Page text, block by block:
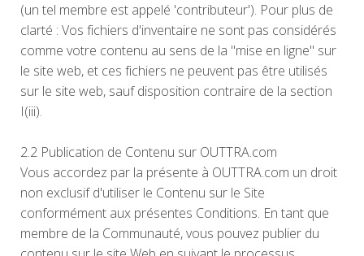
(un tel membre est appelé 'contributeur'). Pour plus de
clarté : Vos fichiers d'inventaire ne sont pas considérés
comme votre contenu au sens de la "mise en ligne" sur
le site web, et ces fichiers ne peuvent pas être utilisés
sur le site web, sauf disposition contraire de la section
I(iii).
2.2 Publication de Contenu sur OUTTRA.com
Vous accordez par la présente à OUTTRA.com un droit
non exclusif d'utiliser le Contenu sur le Site
conformément aux présentes Conditions. En tant que
membre de la Communauté, vous pouvez publier du